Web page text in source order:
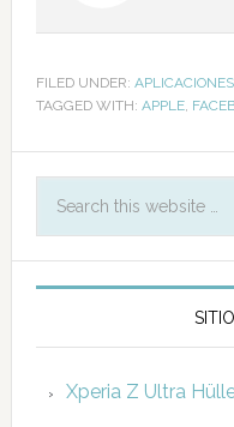
FILED UNDER: APLICACIONES
TAGGED WITH: APPLE,
Xperia Z Ultra